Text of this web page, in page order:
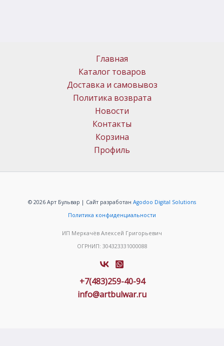
Главная
Каталог товаров
Доставка и самовывоз
Политика возврата
Новости
Контакты
Корзина
Профиль
© 2026 Арт Бульвар | Сайт разработан Agodoo Digital Solutions
Политика конфиденциальности
ИП Меркачёв Алексей Григорьевич
ОГРНИП: 304323331000088
+7(483)259-40-94
info@artbulwar.ru